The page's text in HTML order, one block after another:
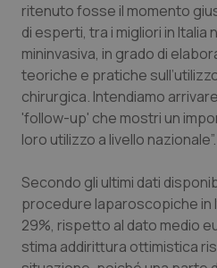
Quotidiano
Quotidiano Chirurgia
Quotidiano Oncologia
Rene & patologie
Salute orale & impianti
ritenuto fosse il momento
di esperti, tra i migliori in Italia
mininvasiva, in grado di
teoriche e pratiche
chirurgica. Intendiamo
'follow-up' che mostri un
loro utilizzo a livello nazionale”.
Secondo gli ultimi dati
procedure laparoscopiche in
29%, rispetto al dato medio
stima addirittura ottimistica